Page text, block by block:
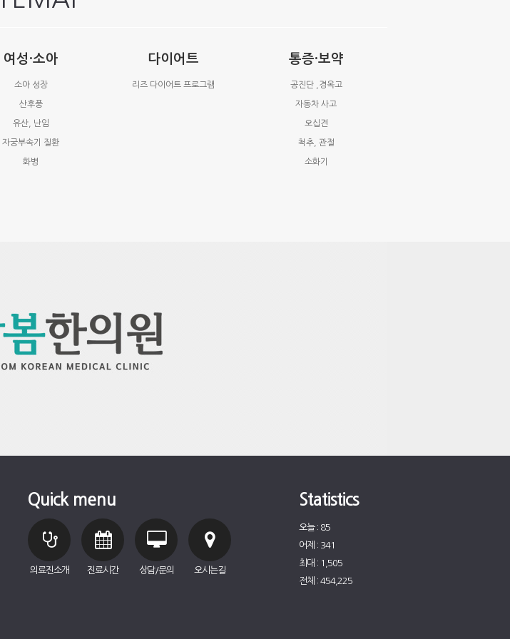
여성·소아
소아 성장
산후풍
유산, 난임
자궁부속기 질환
화병
다이어트
리즈 다이어트 프로그램
통증·보약
공진단 ,경옥고
자동차 사고
오십견
척추, 관절
소화기
Quick menu
의료진소개 진료시간 상담/문의 오시는길
Statistics
오늘 : 85
어제 : 341
최대 : 1,505
전체 : 454,225